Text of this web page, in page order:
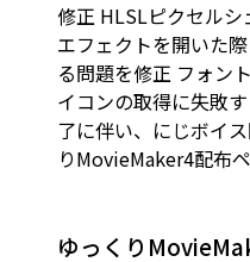
修正 HLSLピクセル
エフェクトを開いた
る問題を修正 フォン
イコンの取得に失敗
了に伴い、にじボイ
りMovieMaker4配布
ゆっくり